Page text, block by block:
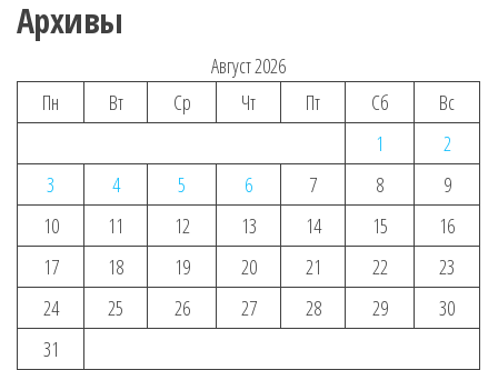
Архивы
Август 2026
Пн
Вт Ср Чт Пт Сб
Вс
1
2
3
4 5 6 7 8
9
10
11 12 13 14 15
16
17
18 19 20 21 22
23
24
25 26 27 28 29
30
31